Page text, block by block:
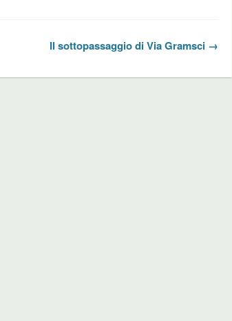
Il sottopassaggio di Via Gramsci →